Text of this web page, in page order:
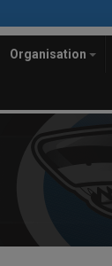
Organisation